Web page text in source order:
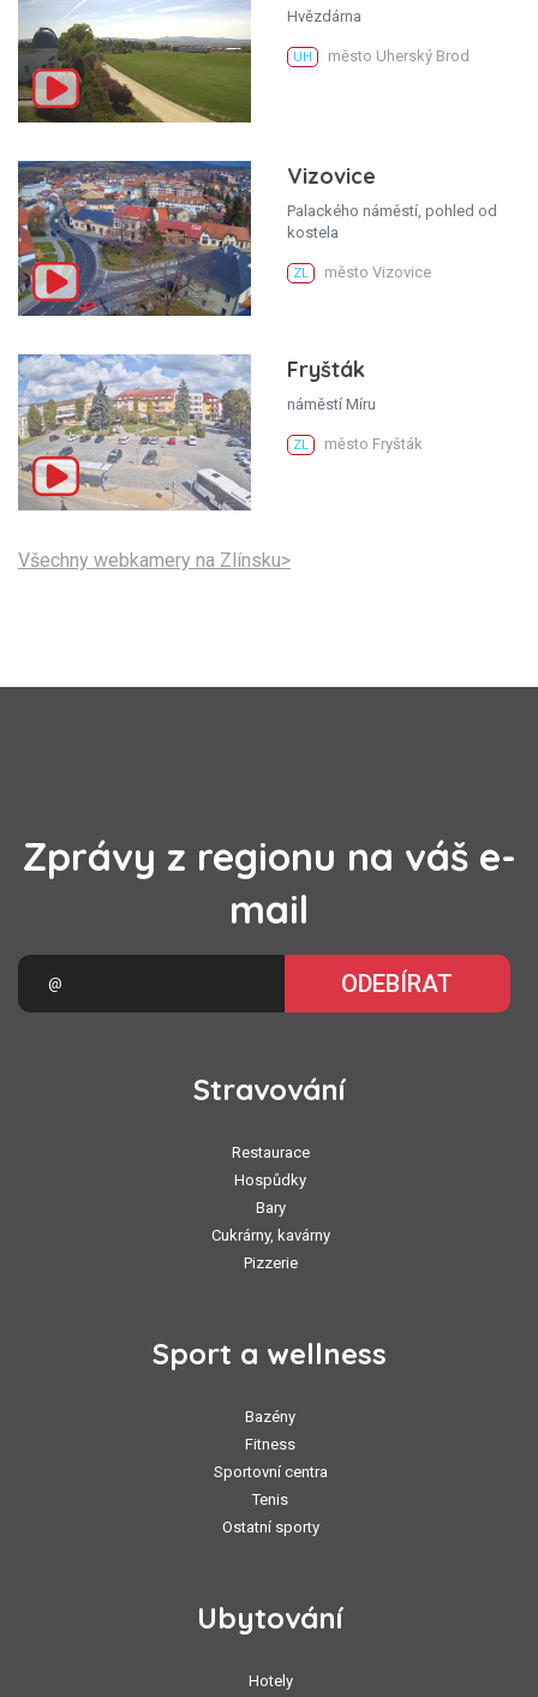
Hvězdárna
UH město Uherský Brod
Vizovice
Palackého náměstí, pohled od
kostela
ZL město Vizovice
Fryšták
náměstí Míru
ZL město Fryšták
Všechny webkamery na Zlínsku>
Zprávy z regionu na váš e-
mail
ODEBÍRAT
Stravování
Restaurace
Hospůdky
Bary
Cukrárny, kavárny
Pizzerie
Sport a wellness
Bazény
Fitness
Sportovní centra
Tenis
Ostatní sporty
Ubytování
Hotely